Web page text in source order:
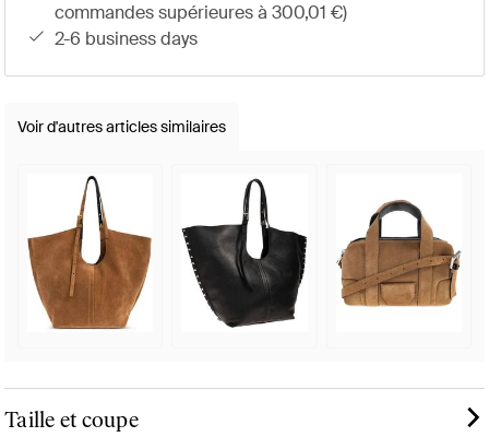
commandes supérieures à 300,01 €)
2-6 business days
Voir d'autres articles similaires
Taille et coupe